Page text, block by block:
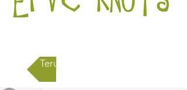
Terug naar alle berichten